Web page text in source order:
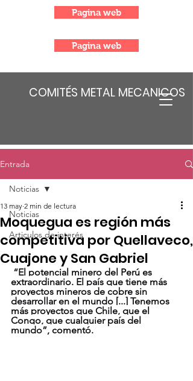
COMITÉS METAL MECANICOS
Pagina web
Pagina web
Entrada
Noticias
Articulos de interés
Noticias
Moquegua es región más
competitiva por Quellaveco,
Cuajone y San Gabriel
13 may 2 min de lectura
“El potencial minero del Perú es
extraordinario. El país que tiene más
proyectos mineros de cobre sin
desarrollar en el mundo [...] Tenemos
más proyectos que Chile, que el
Congo, que cualquier país del
mundo”, comentó.